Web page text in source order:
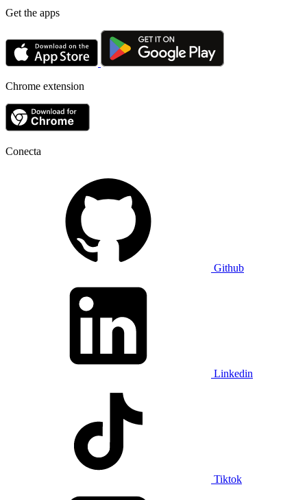
Get the apps
Chrome extension
Conecta
Github
Linkedin
Tiktok